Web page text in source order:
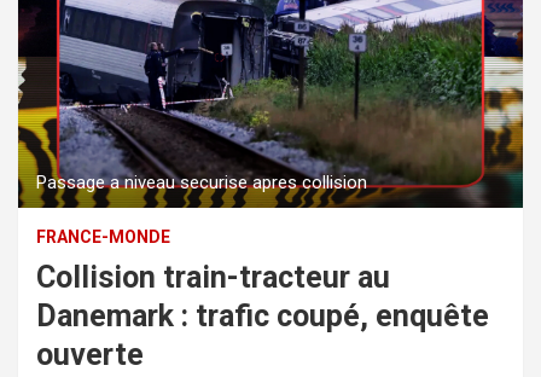
Passage a niveau securise apres collision
FRANCE-MONDE
Collision train-tracteur au
Danemark : trafic coupé, enquête
ouverte